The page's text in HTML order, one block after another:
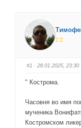
#1 · 28.01.2025, 23:30
" Кострома.
Часовня во имя
мученика
Костромском